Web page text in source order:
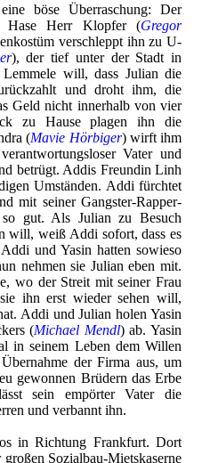
böse Überraschung: Der
Hase Herr Klopfer (Gregor
verschleppt ihn zu U-
), der tief unter der Stadt in
will, dass Julian die
und droht ihm, die
Geld nicht innerhalb von vier
zu Hause plagen ihn die
(Mavie Hörbiger) wirft ihm
Vater und
betrügt. Addis Freundin Linh
Umständen. Addi fürchtet
mit seiner Gangster-Rapper-
gut. Als Julian zu Besuch
will, weiß Addi sofort, dass es
und Yasin hatten sowieso
nehmen sie Julian eben mit.
wo der Streit mit seiner Frau
ihn erst wieder sehen will,
Addi und Julian holen Yasin
(Michael Mendl) ab. Yasin
in seinem Leben dem Willen
der Firma aus, um
gewonnen Brüdern das Erbe
sein empörter Vater die
und verbannt ihn.
in Richtung Frankfurt. Dort
Sozialbau-Mietskaserne